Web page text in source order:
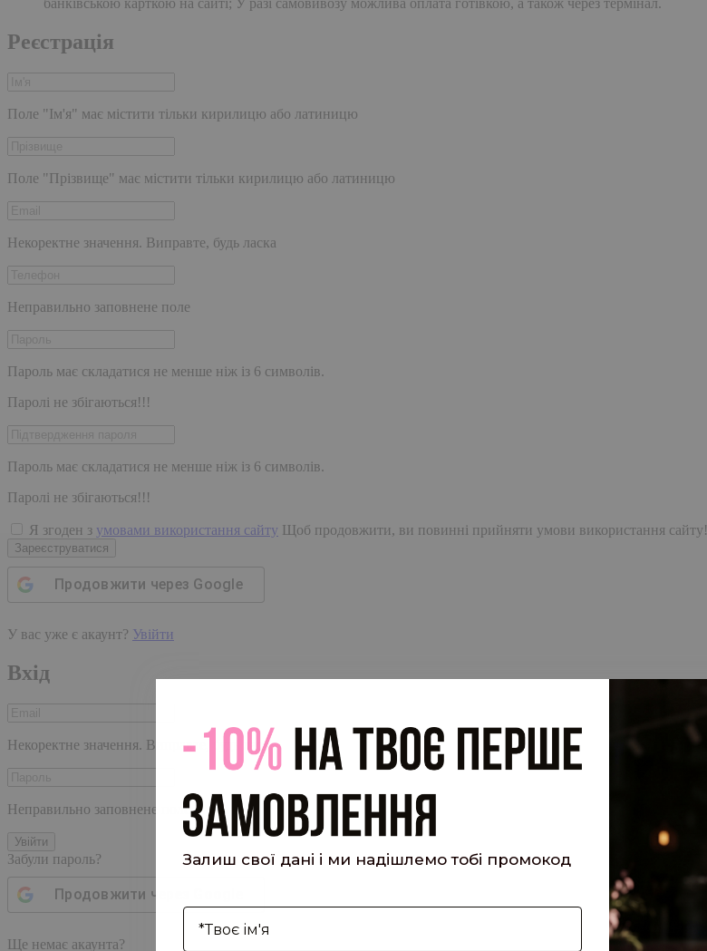
банківською карткою на сайті; У разі самовивозу можлива оплата готівкою, а також через термінал.
Реєстрація
Поле "Ім'я" має містити тільки кирилицю або латиницю
Поле "Прізвище" має містити тільки кирилицю або латиницю
Некоректне значення. Виправте, будь ласка
Неправильно заповнене поле
Пароль має складатися не менше ніж із 6 символів.
Паролі не збігаються!!!
Пароль має складатися не менше ніж із 6 символів.
Паролі не збігаються!!!
Я згоден з умовами використання сайту Щоб продовжити, ви повинні прийняти умови використання сайту!
Зареєструватися
Продовжити через Google
У вас уже є акаунт? Увійти
Вхід
Некоректне значення. Виправте, будь ласка
Неправильно заповнене поле
Увійти
Забули пароль?
Продовжити через
Ще немає акаунта?
Залиш свої дані і ми надішлемо тобі промокод
І'мя